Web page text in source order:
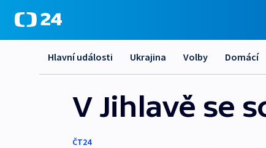
Hlavní události Ukrajina Volby Domácí
V Jihlavě se
ČT24